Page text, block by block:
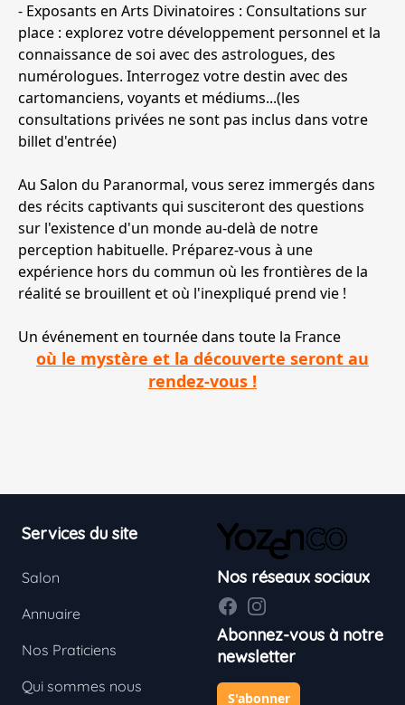
- Exposants en Arts Divinatoires : Consultations sur
place : explorez votre développement personnel et la
connaissance de soi avec des astrologues, des
numérologues. Interrogez votre destin avec des
cartomanciens, voyants et médiums...(les
consultations privées ne sont pas inclus dans votre
billet d'entrée)
Au Salon du Paranormal, vous serez immergés dans
des récits captivants qui susciteront des questions
sur l'existence d'un monde au-delà de notre
perception habituelle. Préparez-vous à une
expérience hors du commun où les frontières de la
réalité se brouillent et où l'inexpliqué prend vie !
Un événement en tournée dans toute la France
où le mystère et la découverte seront au
rendez-vous !
Services du site
Salon
Annuaire
Nos Praticiens
Qui sommes nous
Nos réseaux sociaux
FacebookInstagram
Abonnez-vous à notre
newsletter
S'abonner